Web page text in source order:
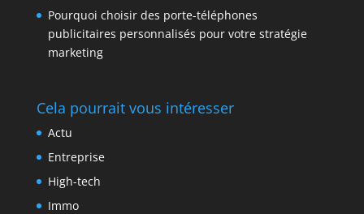
Pourquoi choisir des porte-téléphones
publicitaires personnalisés pour votre stratégie
marketing
Cela pourrait vous intéresser
Actu
Entreprise
High-tech
Immo